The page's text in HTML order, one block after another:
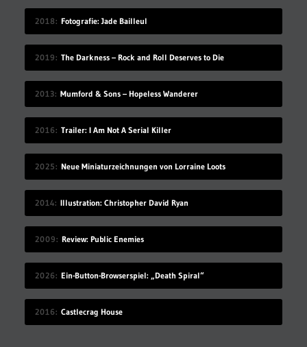
2018 Fotografie: Jade Bailleul
2019 The Darkness – Rock and Roll Deserves to Die
2013 Mumford & Sons – Hopeless Wanderer
2016 Trailer: I Am Not A Serial Killer
2025 Neue Miniaturzeichnungen von Lorraine Loots
2014 Illustration: Christopher David Ryan
2009 Review: Public Enemies
2026 Ein-Button-Browserspiel: „Death Spiral“
2016 Castlecrag House